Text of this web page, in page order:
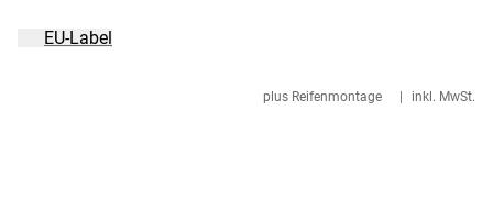
plus Reifenmontage inkl. MwSt.
EU-Label